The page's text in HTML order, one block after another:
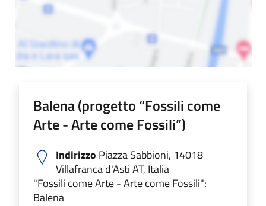
Balena (progetto “Fossili come
Arte - Arte come Fossili”)
Indirizzo Piazza Sabbioni, 14018
Villafranca d'Asti AT, Italia
"Fossili come Arte - Arte come Fossili":
Balena